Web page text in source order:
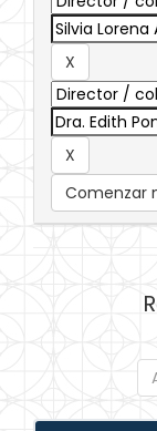
Comenzar